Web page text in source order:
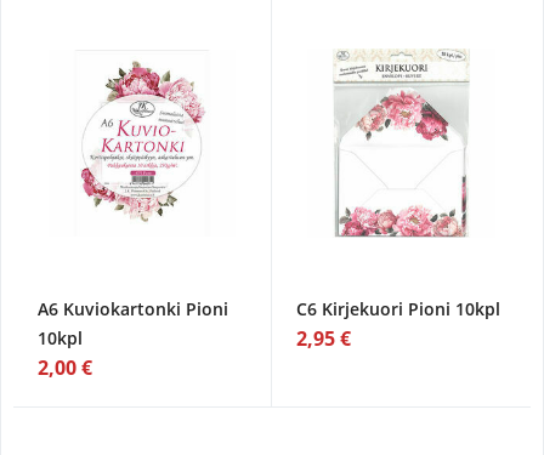
A6 Kuviokartonki Pioni
10kpl
2,00 €
C6 Kirjekuori Pioni 10kpl
2,95 €